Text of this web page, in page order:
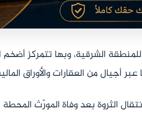
الشرقية، وبها تتمركز أضخم
أجيال من العقارات والأوراق
الثروة بعد وفاة المورّث